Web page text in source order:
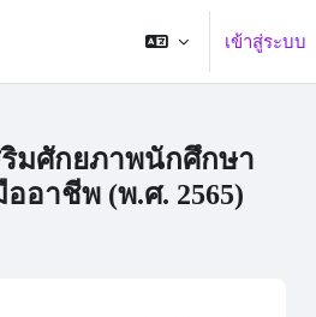
เข้าสู่ระบบ
ริมศักยภาพนักศึกษา
อาชีพ (พ.ศ. 2565)